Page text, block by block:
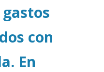
con
En